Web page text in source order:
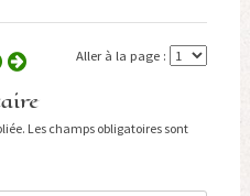
Aller à la page :
Les champs obligatoires sont